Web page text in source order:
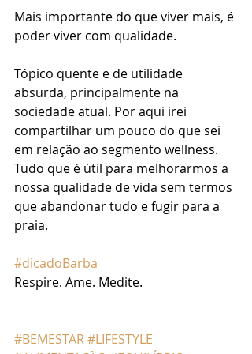
Mais importante do que viver mais, é
poder viver com qualidade.
Tópico quente e de utilidade
absurda, principalmente na
sociedade atual. Por aqui irei
compartilhar um pouco do que sei
em relação ao segmento wellness.
Tudo que é útil para melhorarmos a
nossa qualidade de vida sem termos
que abandonar tudo e fugir para a
praia.
#dicadoBarba
Respire. Ame. Medite.
#BEMESTAR#LIFESTYLE